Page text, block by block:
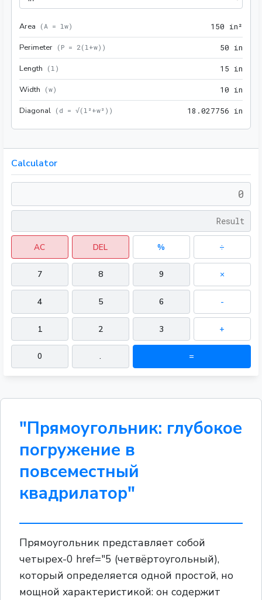
Area ( A = lw) 1 50 in²
Perimeter ( P = 2(l+w) ) 50 in
Length ( l ) 1 5 in
Width (w) 10 in
Diagonal ( d = √(l²+w²) ) 18 .027756 in
Calculator
AC DEL % ÷
7 8 9 ×
4 5 6 -
1 2 3 +
0 . =
"Прямоугольник: глубокое
погружение в
повсеместный
квадрилатор"
Прямоугольник представляет собой
четырех-0 href="5 (четвёртоугольный),
который определяется одной простой, но
мощной характеристикой: он содержит